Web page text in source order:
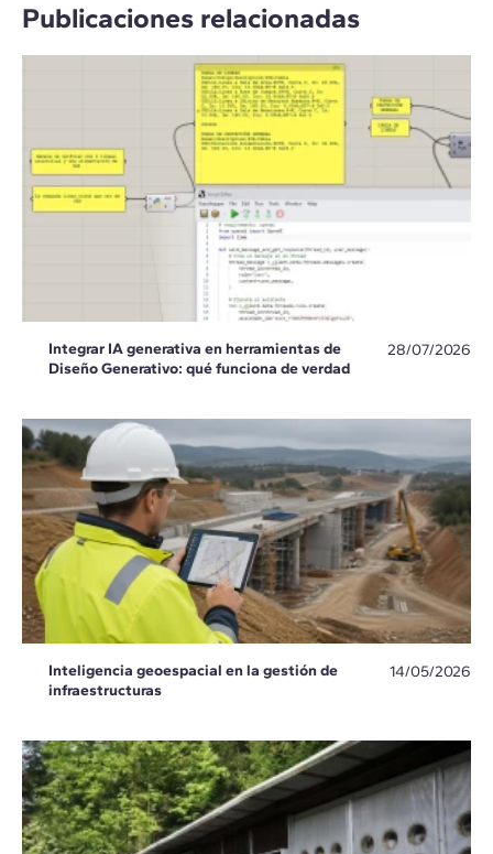
Publicaciones relacionadas
Integrar IA generativa en herramientas de
Diseño Generativo: qué funciona de verdad
28/07/2026
Inteligencia geoespacial en la gestión de
infraestructuras
14/05/2026